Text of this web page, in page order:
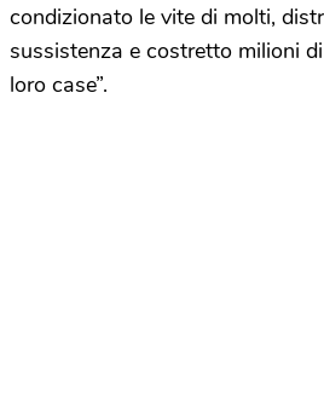
condizionato le vite di molti,
sussistenza e costretto milioni
loro case”.